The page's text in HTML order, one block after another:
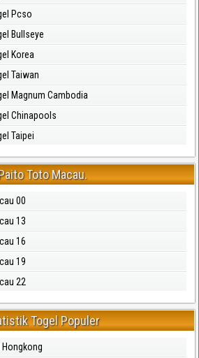
Pcso
Bullseye
Korea
Taiwan
Magnum Cambodia
Chinapools
Taipei
Toto Macau.
00
13
16
19
22
Togel Populer